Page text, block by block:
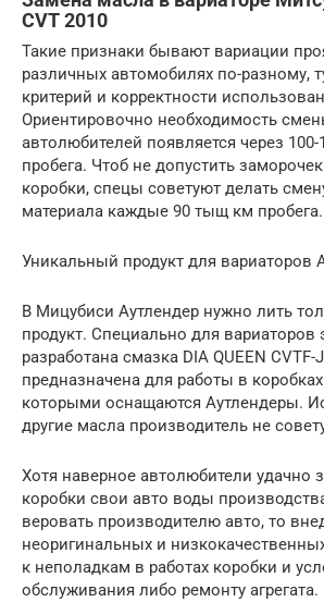
CVT 2010
Такие признаки бывают вариации
различных автомобилях по-разному,
критерий и корректности
Ориентировочно необходимость
автолюбителей появляется через
пробега. Чтоб не допустить
коробки, спецы советуют делать
материала каждые 90 тыщ км пробега.
Уникальный продукт для вариаторов
В Мицубиси Аутлендер нужно лить
продукт. Специально для вариаторов
разработана смазка DIA QUEEN CVTF-
предназначена для работы в коробках
которыми оснащаются Аутлендеры.
другие масла производитель не
Хотя наверное автолюбители удачно
коробки свои авто воды
веровать производителю авто, то
неоригинальных и
к неполадкам в работах коробки и
обслуживания либо ремонту агрегата.